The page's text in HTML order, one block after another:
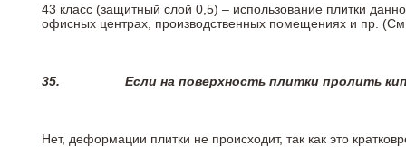
43 класс (защитный слой 0,5) – использование плитки
офисных центрах, производственных помещениях и пр.
35. Если на поверхность плитки пролить
Нет, деформации плитки не происходит, так как это